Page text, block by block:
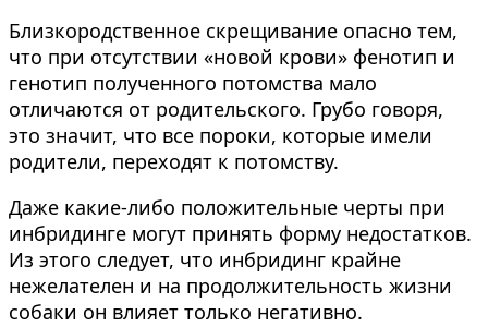
Близкородственное скрещивание опасно тем,
что при отсутствии «новой крови» фенотип и
генотип полученного потомства мало
отличаются от родительского. Грубо говоря,
это значит, что все пороки, которые имели
родители, переходят к потомству.
Даже какие-либо положительные черты при
инбридинге могут принять форму недостатков.
Из этого следует, что инбридинг крайне
нежелателен и на продолжительность жизни
собаки он влияет только негативно.